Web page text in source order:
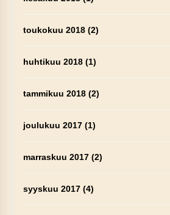
toukokuu 2018(2)
huhtikuu 2018(1)
tammikuu 2018(2)
joulukuu 2017(1)
marraskuu 2017(2)
syyskuu 2017(4)